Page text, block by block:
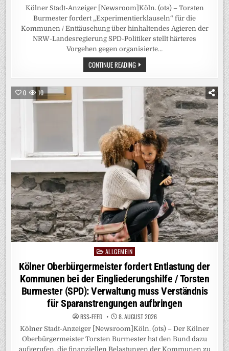
Kölner Stadt-Anzeiger [Newsroom]Köln. (ots) – Torsten
Burmester fordert „Experimentierklauseln“ für die
Kommunen / Enttäuschung über hinhaltendes Agieren der
NRW-Landesregierung SPD-Politiker stellt härteres
Vorgehen gegen organisierte…
CONTINUE READINGKÖLNS
OBERBÜRGERMEISTER
WILL
DROGENHANDEL
GERINGEN
MENGEN
NOCH
ERMÖGLICHEN
0 10
PostedALLGEMEIN
Kölner Oberbürgermeister fordert Entlastung der
Kommunen bei der Eingliederungshilfe / Torsten
Burmester (SPD): Verwaltung muss Verständnis
für Sparanstrengungen aufbringen
RSS-FEED 8. AUGUST 2026
Kölner Stadt-Anzeiger [Newsroom]Köln. (ots) – Der Kölner
Oberbürgermeister Torsten Burmester hat den Bund dazu
aufgerufen, die finanziellen Belastungen der Kommunen zu